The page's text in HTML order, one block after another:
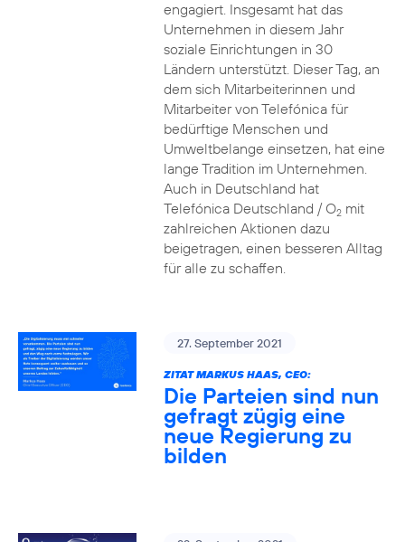
engagiert. Insgesamt hat das
Unternehmen in diesem Jahr
soziale Einrichtungen in 30
Ländern unterstützt. Dieser Tag, an
dem sich Mitarbeiterinnen und
Mitarbeiter von Telefónica für
bedürftige Menschen und
Umweltbelange einsetzen, hat eine
lange Tradition im Unternehmen.
Auch in Deutschland hat
Telefónica Deutschland / O2mit
zahlreichen Aktionen dazu
beigetragen, einen besseren Alltag
für alle zu schaffen.
27. September 2021
ZITAT MARKUS HAAS, CEO:
Die Parteien sind nun
gefragt zügig eine
neue Regierung zu
bilden